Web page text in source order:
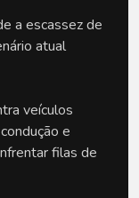
a escassez de
atual
veículos
e
filas de